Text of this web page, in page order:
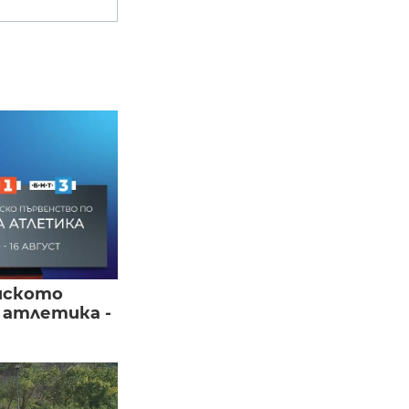
атлетика -